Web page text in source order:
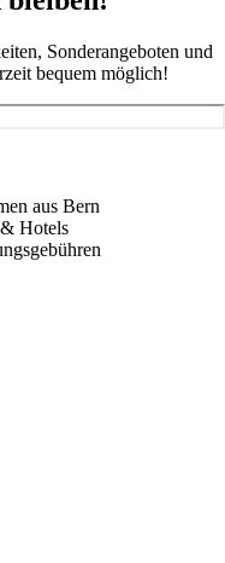
Sonderangeboten und
bequem möglich!
aus Bern
Hotels